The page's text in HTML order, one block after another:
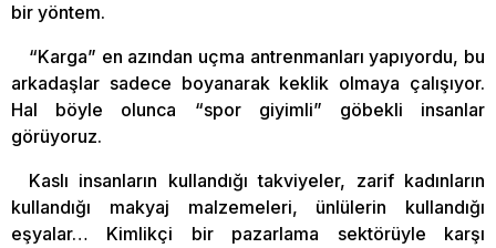
bir yöntem.
“Karga” en azından uçma antrenmanları yapıyordu, bu
arkadaşlar sadece boyanarak keklik olmaya çalışıyor.
Hal böyle olunca “spor giyimli” göbekli insanlar
görüyoruz.
Kaslı insanların kullandığı takviyeler, zarif kadınların
kullandığı makyaj malzemeleri, ünlülerin kullandığı
eşyalar… Kimlikçi bir pazarlama sektörüyle karşı